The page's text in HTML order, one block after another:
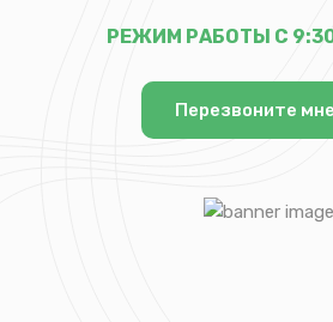
РЕЖИМ РАБОТЫ С
Перезвоните мне